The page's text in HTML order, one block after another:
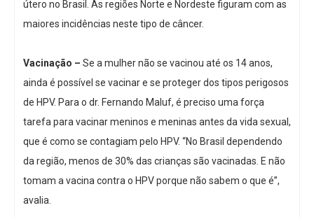
útero no Brasil. As regiões Norte e Nordeste figuram com as
maiores incidências neste tipo de câncer.
Vacinação – Se a mulher não se vacinou até os 14 anos,
ainda é possível se vacinar e se proteger dos tipos perigosos
de HPV. Para o dr. Fernando Maluf, é preciso uma força
tarefa para vacinar meninos e meninas antes da vida sexual,
que é como se contagiam pelo HPV. “No Brasil dependendo
da região, menos de 30% das crianças são vacinadas. E não
tomam a vacina contra o HPV porque não sabem o que é”,
avalia.